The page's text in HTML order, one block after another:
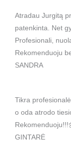
Atradau Jurgitą
patenkinta. Net
Profesionali,
Rekomenduoju
SANDRA
Tikra
o oda atrodo
GINTARĖ